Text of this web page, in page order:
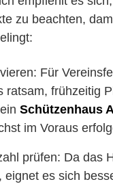
zu beachten,
Für
ratsam, frühzeitig
Schützenhaus
im Voraus
prüfen: Da das
eignet es sich